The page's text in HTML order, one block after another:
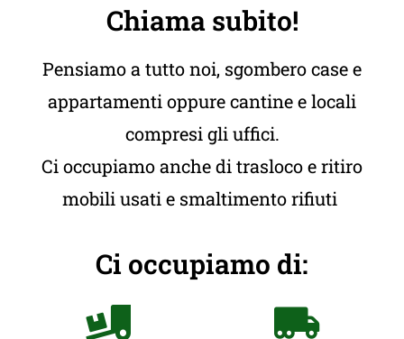
Chiama subito!
Pensiamo a tutto noi, sgombero case e
appartamenti oppure cantine e locali
compresi gli uffici.
Ci occupiamo anche di trasloco e ritiro
mobili usati e smaltimento rifiuti
Ci occupiamo di: